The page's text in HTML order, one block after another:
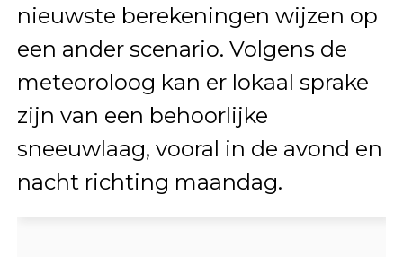
nieuwste berekeningen wijzen op
een ander scenario. Volgens de
meteoroloog kan er lokaal sprake
zijn van een behoorlijke
sneeuwlaag, vooral in de avond en
nacht richting maandag.